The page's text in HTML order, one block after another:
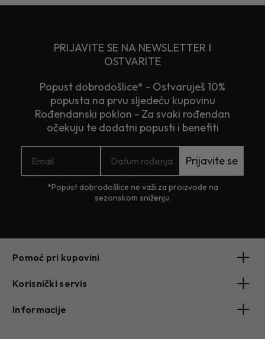
PRIJAVITE SE NA NEWSLETTER I
OSTVARITE
Popust dobrodošlice* - Ostvaruješ 10%
popusta na prvu sljedeću kupovinu
Rođendanski poklon - Za svaki rođendan
očekuju te dodatni popusti i benefiti
Prijavite se
*Popust dobrodošlice ne važi za proizvode na
sezonskom sniženju.
Pomoć pri kupovini
Korisnički servis
Informacije